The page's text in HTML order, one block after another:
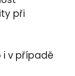
při
i v případě